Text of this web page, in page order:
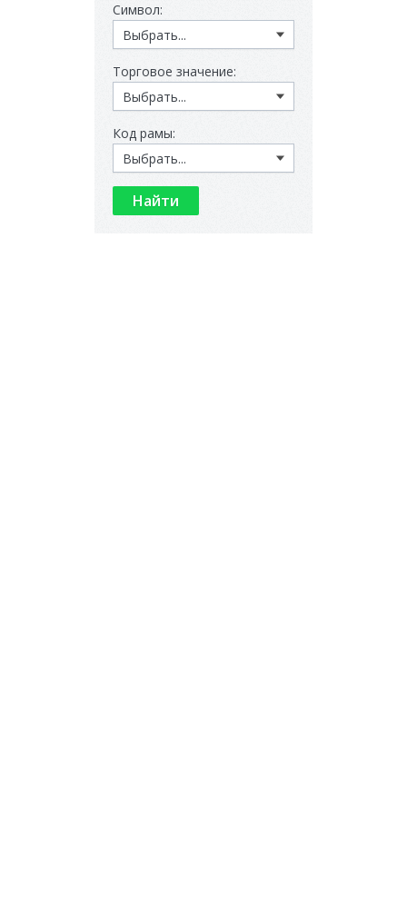
Символ:
Торговое значение:
Код рамы: